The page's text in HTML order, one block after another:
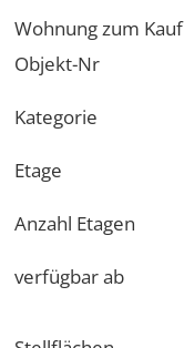
Wohnung zum Kauf
Objekt-Nr
Kategorie
Etage
Anzahl Etagen
verfügbar ab